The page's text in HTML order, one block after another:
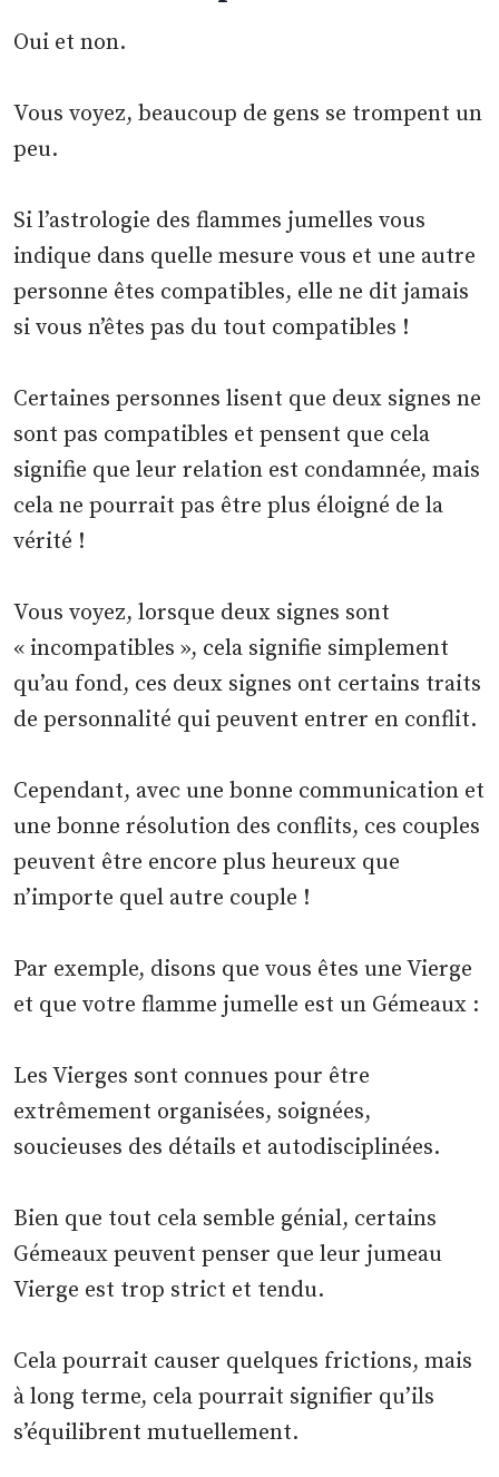
Oui et non.
Vous voyez, beaucoup de gens se trompent un
peu.
Si l’astrologie des flammes jumelles vous
indique dans quelle mesure vous et une autre
personne êtes compatibles, elle ne dit jamais
si vous n’êtes pas du tout compatibles !
Certaines personnes lisent que deux signes ne
sont pas compatibles et pensent que cela
signifie que leur relation est condamnée, mais
cela ne pourrait pas être plus éloigné de la
vérité !
Vous voyez, lorsque deux signes sont
« incompatibles », cela signifie simplement
qu’au fond, ces deux signes ont certains traits
de personnalité qui peuvent entrer en conflit.
Cependant, avec une bonne communication et
une bonne résolution des conflits, ces couples
peuvent être encore plus heureux que
n’importe quel autre couple !
Par exemple, disons que vous êtes une Vierge
et que votre flamme jumelle est un Gémeaux :
Les Vierges sont connues pour être
extrêmement organisées, soignées,
soucieuses des détails et autodisciplinées.
Bien que tout cela semble génial, certains
Gémeaux peuvent penser que leur jumeau
Vierge est trop strict et tendu.
Cela pourrait causer quelques frictions, mais
à long terme, cela pourrait signifier qu’ils
s’équilibrent mutuellement.